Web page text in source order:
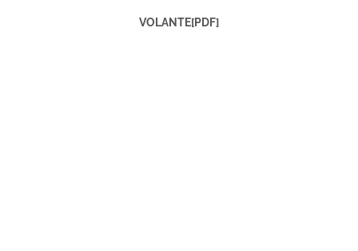
VOLANTE[PDF]